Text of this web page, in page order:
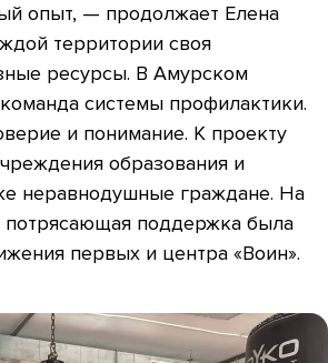
опыт, — продолжает Елена
территории своя
ресурсы. В Амурском
системы профилактики.
и понимание. К проекту
образования и
неравнодушные граждане. На
потрясающая поддержка была
первых и центра «Воин».